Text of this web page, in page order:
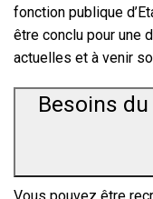
fonction publique
être conclu pour une
actuelles et à venir
Besoins